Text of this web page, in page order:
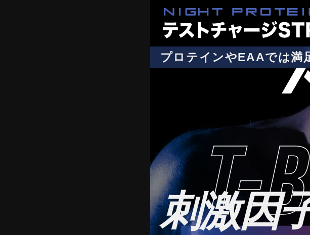
プロテインやEAAでは満
T-
刺激因